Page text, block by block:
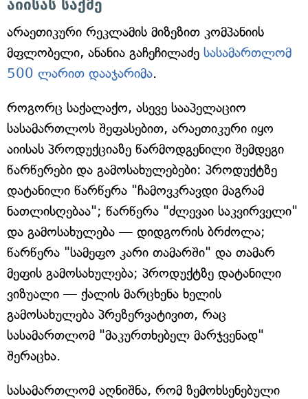
აიისას საქმე
არაეთიკური რეკლამის მიზეზით კომპანიის
მფლობელი, ანანია გაჩეჩილაძე სასამართლომ
500 ლარით დააჯარიმა.
როგორც საქალაქო, ასევე სააპელაციო
სასამართლოს შეფასებით, არაეთიკური იყო
აიისას პროდუქციაზე წარმოდგენილი შემდეგი
წარწერები და გამოსახულებები: პროდუქტზე
დატანილი წარწერა "ჩამოვკრავდი მაგრამ
ნათლისღებაა"; წარწერა "ძლევაი საკვირველი"
და გამოსახულება — დიდგორის ბრძოლა;
წარწერა "სამეფო კარი თამარში" და თამარ
მეფის გამოსახულება; პროდუქტზე დატანილი
ვიზუალი — ქალის მარცხენა ხელის
გამოსახულება პრეზერვატივით, რაც
სასამართლომ "მაკურთხებელ მარჯვენად"
შერაცხა.
სასამართლომ აღნიშნა, რომ ზემოხსენებული